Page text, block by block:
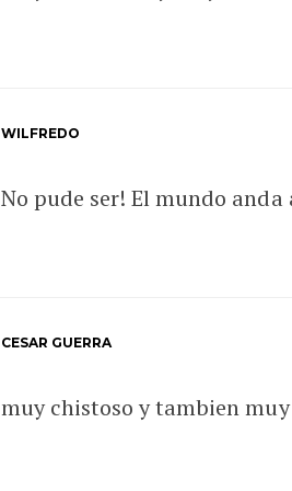
WILFREDO
No pude ser! El mundo anda
CESAR GUERRA
muy chistoso y tambien